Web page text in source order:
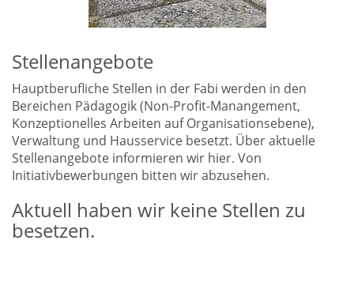
Stellenangebote
Hauptberufliche Stellen in der Fabi werden in den
Bereichen Pädagogik (Non-Profit-Manangement,
Konzeptionelles Arbeiten auf Organisationsebene),
Verwaltung und Hausservice besetzt. Über aktuelle
Stellenangebote informieren wir hier. Von
Initiativbewerbungen bitten wir abzusehen.
Aktuell haben wir keine Stellen zu
besetzen.